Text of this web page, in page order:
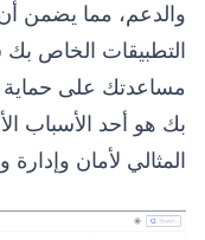
والدعم، مما يضمن
التطبيقات الخاص بك
مساعدتك على حماية
المثالي لأمان